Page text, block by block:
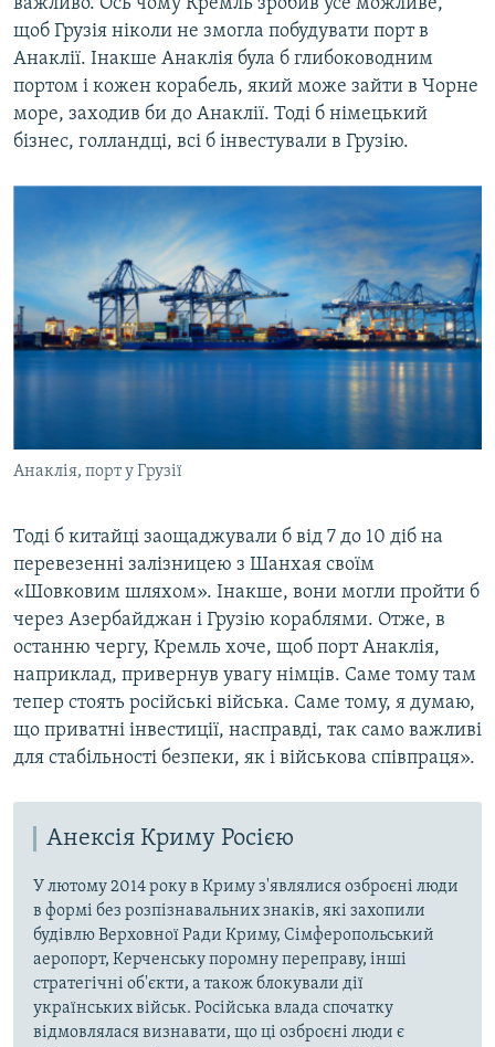
щоб Грузія ніколи не змогла побудувати порт в
Анаклії. Інакше Анаклія була б глибоководним
портом і кожен корабель, який може зайти в Чорне
море, заходив би до Анаклії. Тоді б німецький
бізнес, голландці, всі б інвестували в Грузію.
Анаклія, порт у Грузії
Тоді б китайці заощаджували б від 7 до 10 діб на
перевезенні залізницею з Шанхая своїм
«Шовковим шляхом». Інакше, вони могли пройти б
через Азербайджан і Грузію кораблями. Отже, в
останню чергу, Кремль хоче, щоб порт Анаклія,
наприклад, привернув увагу німців. Саме тому там
тепер стоять російські війська. Саме тому, я думаю,
що приватні інвестиції, насправді, так само важливі
для стабільності безпеки, як і військова співпраця».
Анексія Криму Росією
У лютому 2014 року в Криму з'являлися озброєні люди
в формі без розпізнавальних знаків, які захопили
будівлю Верховної Ради Криму, Сімферопольський
аеропорт, Керченську поромну переправу, інші
стратегічні об'єкти, а також блокували дії
українських військ. Російська влада спочатку
відмовлялася визнавати, що ці озброєні люди є